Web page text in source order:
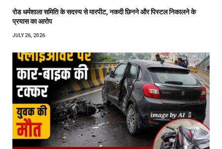
रोड धर्मशाला समिति के सदस्य से मारपीट, नकदी छिनने और पिस्टल निकालने के
प्रयास का आरोप
JULY 26, 2026